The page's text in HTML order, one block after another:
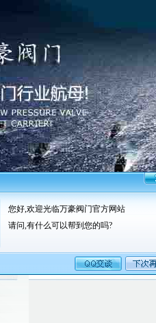
您好,欢迎光临万豪阀门官方网站
请问,有什么可以帮到您的吗?